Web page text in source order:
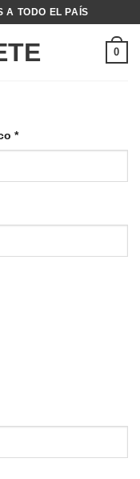
A TODO EL PAÍS
0
*Obligatorio